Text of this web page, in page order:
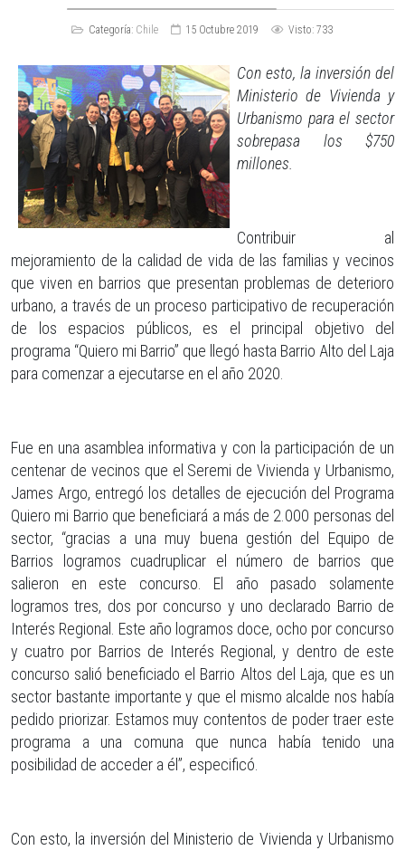
Categoría: Chile 15 Octubre 2019 Visto: 733
Con esto, la inversión del
Ministerio de Vivienda y
Urbanismo para el sector
sobrepasa los $750
millones.
Contribuir al
mejoramiento de la calidad de vida de las familias y vecinos
que viven en barrios que presentan problemas de deterioro
urbano, a través de un proceso participativo de recuperación
de los espacios públicos, es el principal objetivo del
programa “Quiero mi Barrio” que llegó hasta Barrio Alto del Laja
para comenzar a ejecutarse en el año 2020.
Fue en una asamblea informativa y con la participación de un
centenar de vecinos que el Seremi de Vivienda y Urbanismo,
James Argo, entregó los detalles de ejecución del Programa
Quiero mi Barrio que beneficiará a más de 2.000 personas del
sector, “gracias a una muy buena gestión del Equipo de
Barrios logramos cuadruplicar el número de barrios que
salieron en este concurso. El año pasado solamente
logramos tres, dos por concurso y uno declarado Barrio de
Interés Regional. Este año logramos doce, ocho por concurso
y cuatro por Barrios de Interés Regional, y dentro de este
concurso salió beneficiado el Barrio Altos del Laja, que es un
sector bastante importante y que el mismo alcalde nos había
pedido priorizar. Estamos muy contentos de poder traer este
programa a una comuna que nunca había tenido una
posibilidad de acceder a él”, especificó.
Con esto, la inversión del Ministerio de Vivienda y Urbanismo